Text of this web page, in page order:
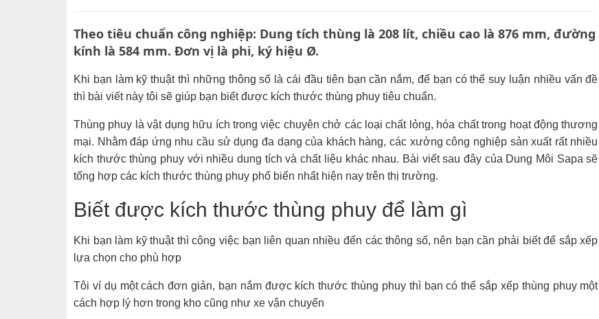
Theo tiêu chuẩn công nghiệp: Dung tích thùng là 208 lít, chiều cao là 876 mm, đường
kính là 584 mm. Đơn vị là phi, ký hiệu Ø.
Khi bạn làm kỹ thuật thì những thông số là cái đầu tiên bạn cần nắm, để bạn có thể suy luận nhiều vấn đề
thì bài viết này tôi sẽ giúp bạn biết được kích thước thùng phuy tiêu chuẩn.
Thùng phuy là vật dụng hữu ích trong việc chuyên chở các loại chất lỏng, hóa chất trong hoạt động thương
mại. Nhằm đáp ứng nhu cầu sử dụng đa dạng của khách hàng, các xưởng công nghiệp sản xuất rất nhiều
kích thước thùng phuy với nhiều dung tích và chất liệu khác nhau. Bài viết sau đây của Dung Môi Sapa sẽ
tổng hợp các kích thước thùng phuy phổ biến nhất hiện nay trên thị trường.
Biết được kích thước thùng phuy để làm gì
Khi bạn làm kỹ thuật thì công việc bạn liên quan nhiều đến các thông số, nên bạn cần phải biết để sắp xếp
lựa chọn cho phù hợp
Tôi ví dụ một cách đơn giản, bạn nắm được kích thước thùng phuy thì bạn có thể sắp xếp thùng phuy một
cách hợp lý hơn trong kho cũng như xe vận chuyển